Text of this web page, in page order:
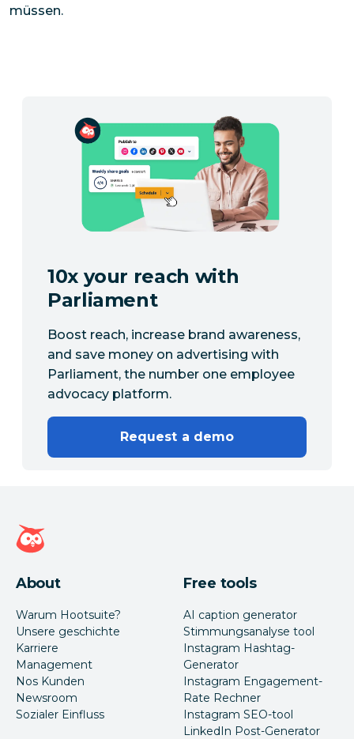
müssen.
10x your reach with
Parliament
Boost reach, increase brand awareness,
and save money on advertising with
Parliament, the number one employee
advocacy platform.
Request a demo
Hootsuite Homepage
About
Warum Hootsuite?
Unsere geschichte
Karriere
Management
Nos Kunden
Newsroom
Sozialer Einfluss
Free tools
AI caption generator
Stimmungsanalyse tool
Instagram Hashtag-
Generator
Instagram Engagement-
Rate Rechner
Instagram SEO-tool
LinkedIn Post-Generator